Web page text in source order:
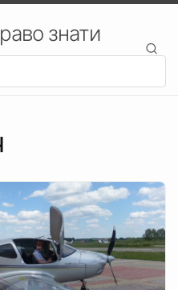
знати